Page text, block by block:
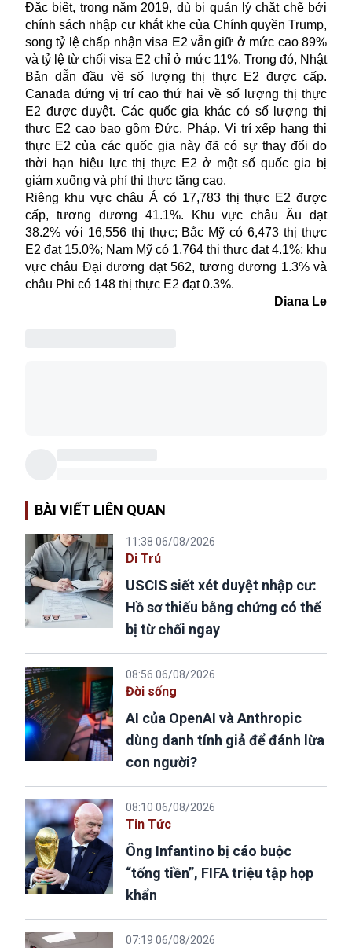
Đặc biệt, trong năm 2019, dù bị quản lý chặt chẽ bởi
chính sách nhập cư khắt khe của Chính quyền Trump,
song tỷ lệ chấp nhận visa E2 vẫn giữ ở mức cao 89%
và tỷ lệ từ chối visa E2 chỉ ở mức 11%. Trong đó, Nhật
Bản dẫn đầu về số lượng thị thựcE2 được cấp.
Canada đứng vị trí cao thứ hai về số lượng thị thực
E2 được duyệt. Các quốc gia khác có số lượng thị
thực E2 cao bao gồm Đức, Pháp. Vị trí xếp hạng thị
thực E2 của các quốc gia này đã có sự thay đổi do
thời hạn hiệu lực thị thực E2 ở một số quốc gia bị
giảm xuống và phí thị thực tăng cao.
Riêng khu vực châu Á có 17,783 thị thực E2 được
cấp, tương đương 41.1%. Khu vực châu Âu đạt
38.2% với 16,556 thị thực; Bắc Mỹ có 6,473 thị thực
E2 đạt 15.0%; Nam Mỹ có 1,764 thị thực đạt 4.1%; khu
vực châu Đại dương đạt 562, tương đương 1.3% và
châu Phi có 148 thị thực E2 đạt 0.3%.
Diana Le
BÀI VIẾT LIÊN QUAN
11:38 06/08/2026
Di Trú
USCIS siết xét duyệt nhập cư:
Hồ sơ thiếu bằng chứng có thể
bị từ chối ngay
08:56 06/08/2026
Đời sống
AI của OpenAI và Anthropic
dùng danh tính giả để đánh lừa
con người?
08:10 06/08/2026
Tin Tức
Ông Infantino bị cáo buộc
“tống tiền”, FIFA triệu tập họp
khẩn
07:19 06/08/2026